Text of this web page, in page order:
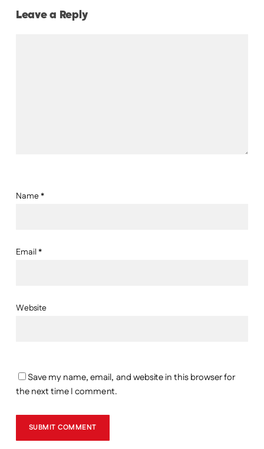
Leave a Reply
Name*
Email *
Website
Save my name, email, and website in this browser for
the next time I comment.